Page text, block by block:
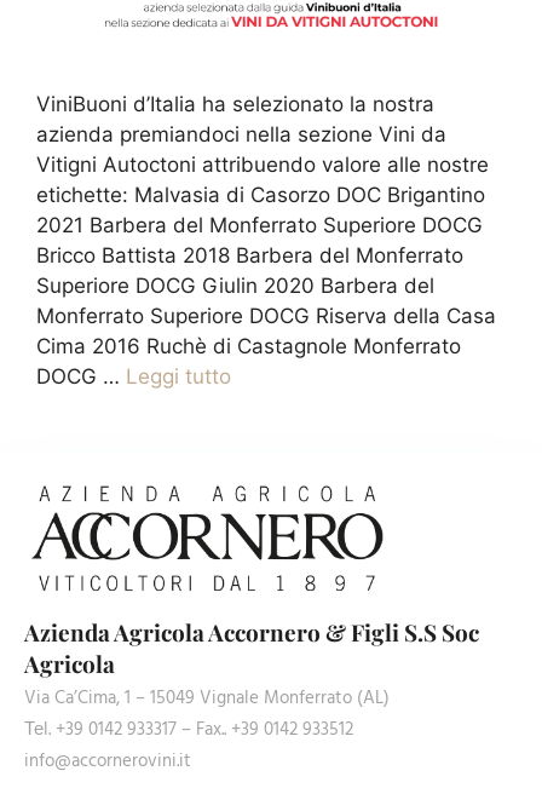
ViniBuoni d’Italia ha selezionato la nostra
azienda premiandoci nella sezione Vini da
Vitigni Autoctoni attribuendo valore alle nostre
etichette: Malvasia di Casorzo DOC Brigantino
2021 Barbera del Monferrato Superiore DOCG
Bricco Battista 2018 Barbera del Monferrato
Superiore DOCG Giulin 2020 Barbera del
Monferrato Superiore DOCG Riserva della Casa
Cima 2016 Ruchè di Castagnole Monferrato
DOCG … Leggi tutto
Azienda Agricola Accornero & Figli S.S Soc
Agricola
Via Ca’Cima, 1 – 15049 Vignale Monferrato (AL)
Теl. +39 0142 933317 – Fax.. +39 0142 933512
info@accornerovini.it